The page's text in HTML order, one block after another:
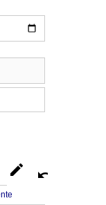
edit undo